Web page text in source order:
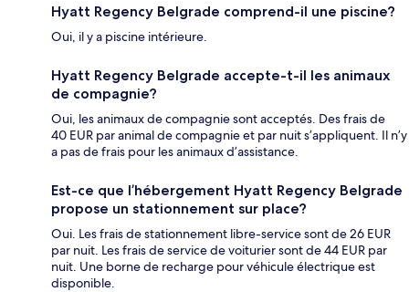
Hyatt Regency Belgrade comprend-il une piscine?
Oui, il y a piscine intérieure.
Hyatt Regency Belgrade accepte-t-il les animaux
de compagnie?
Oui, les animaux de compagnie sont acceptés. Des frais de
40 EUR par animal de compagnie et par nuit s’appliquent. Il n’y
a pas de frais pour les animaux d’assistance.
Est-ce que l’hébergement Hyatt Regency Belgrade
propose un stationnement sur place?
Oui. Les frais de stationnement libre-service sont de 26 EUR
par nuit. Les frais de service de voiturier sont de 44 EUR par
nuit. Une borne de recharge pour véhicule électrique est
disponible.